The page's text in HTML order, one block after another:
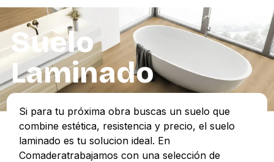
Suelo
Laminado
Si para tu próxima obra buscas un suelo que
combine estética, resistencia y precio, el suelo
laminado es tu solucion ideal. En
Comaderatrabajamos con una selección de